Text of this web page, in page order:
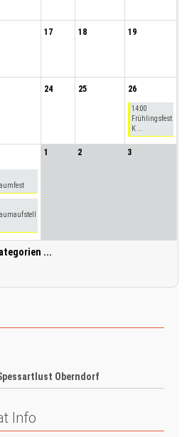
17 18 19
24 25 26
14:00
Frühlingsfest
K ...
1 2 3
...
Oberndorf
Info